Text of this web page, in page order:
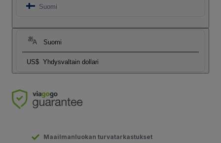
Suomi
Suomi
US$ Yhdysvaltain dollari
Maailmanluokan turvatarkastukset